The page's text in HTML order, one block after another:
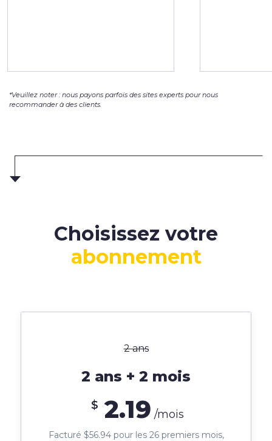
*Veuillez noter : nous payons parfois des sites experts pour nous
recommander à des clients.
Choisissez votre
abonnement
2 ans
2 ans + 2 mois
$ 2.19 /mois
Facturé $56.94 pour les 26 premiers mois,